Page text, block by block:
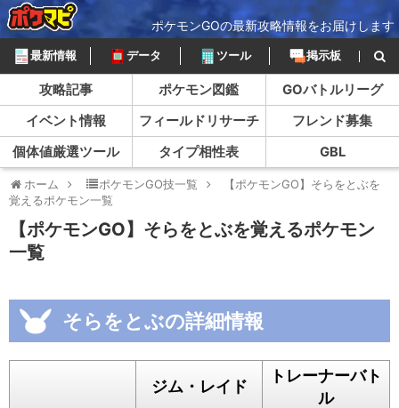
ポケモンGOの最新攻略情報をお届けします
最新情報 データ ツール 掲示板
攻略記事 ポケモン図鑑
GOバトルリーグ
イベント情報
フィールドリサーチ
フレンド募集
個体値厳選ツール
タイプ相性表 GBL
ホーム ポケモンGO技一覧
【ポケモンGO】そらをとぶを
覚えるポケモン一覧
【ポケモンGO】そらをとぶを覚えるポケモン
一覧
そらをとぶの詳細情報
ジム・レイド
トレーナーバト
ル